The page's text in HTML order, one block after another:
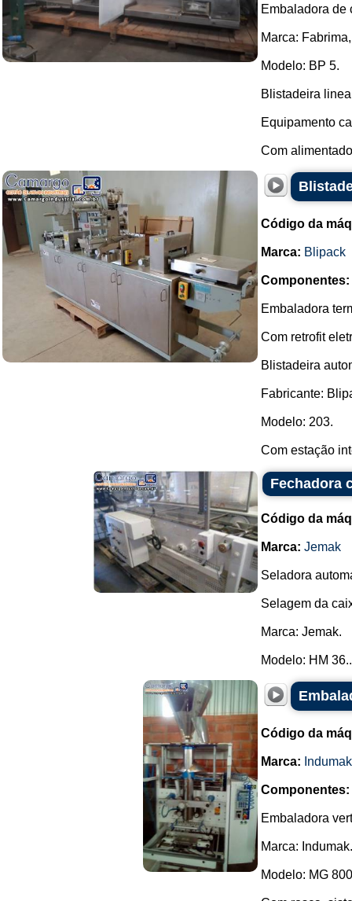
Embaladora de
Marca:
Modelo: BP 5.
Blistadeira
Equipamento
Com
Código da
Marca: Blipack
Componentes:
Embaladora
Com retrofit
Blistadeira
Fabricante:
Modelo: 203.
Com estação
Fechadora
Código da
Marca: Jemak
Seladora
Selagem da
Marca: Jemak.
Modelo: HM
Código da
Marca: Indumak
Componentes:
Embaladora
Marca: Indumak.
Modelo: MG